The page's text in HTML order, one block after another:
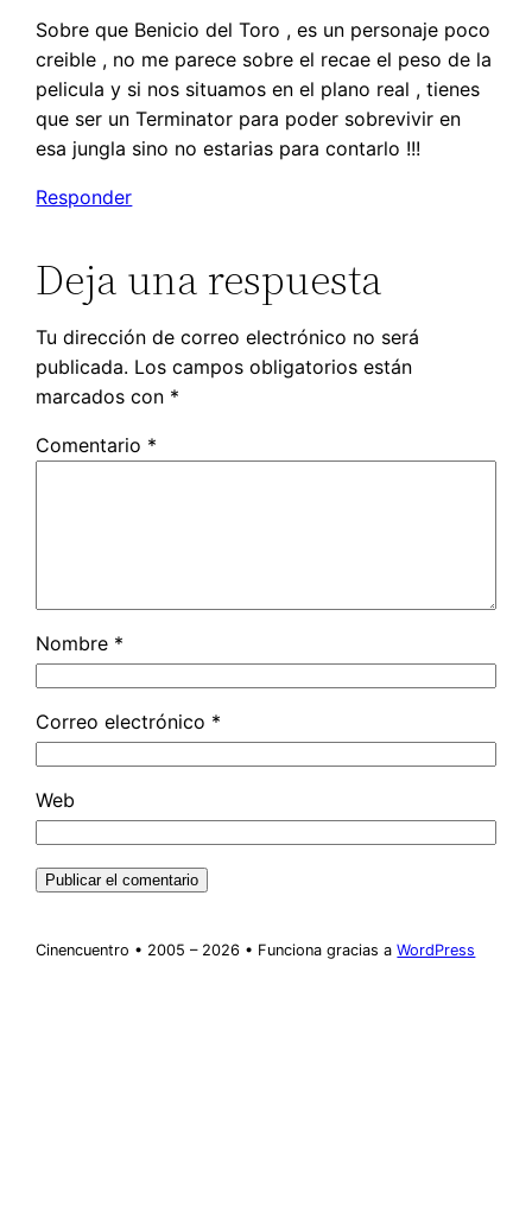
Sobre que Benicio del Toro , es un personaje poco
creible , no me parece sobre el recae el peso de la
pelicula y si nos situamos en el plano real , tienes
que ser un Terminator para poder sobrevivir en
esa jungla sino no estarias para contarlo !!!
Responder
Deja una respuesta
Tu dirección de correo electrónico no será
publicada. Los campos obligatorios están
marcados con *
Comentario *
Nombre *
Correo electrónico *
Web
Cinencuentro • 2005 – 2026 • Funciona gracias aWordPress